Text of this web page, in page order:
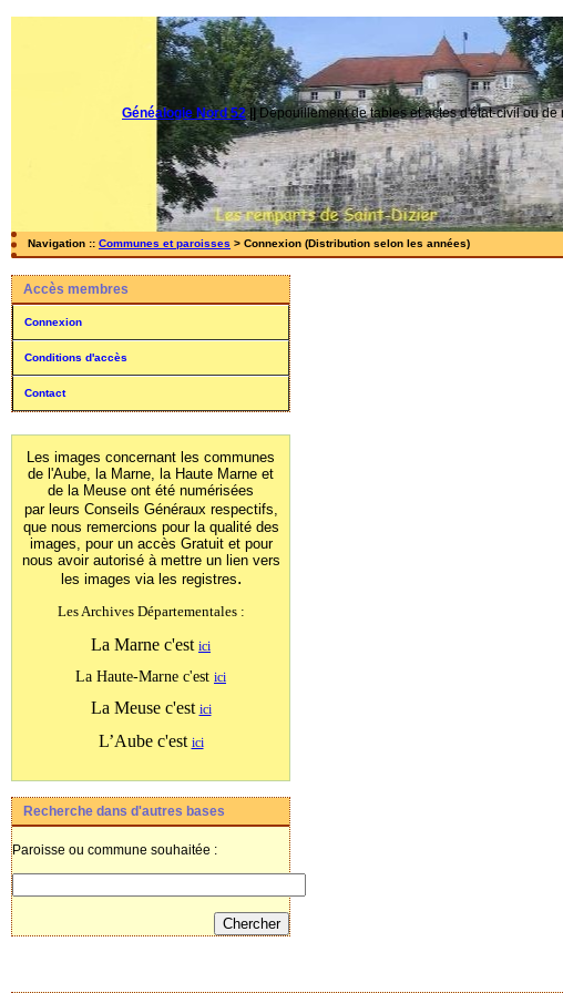
Généalogie Nord 52|| Dépouillement de tables et actes d'état-civil ou
Navigation :: Communes et paroisses > Connexion (Distribution selon les années)
Accès membres
Connexion
Conditions d'accès
Contact
Les images concernant les communes
de l'Aube, la Marne, la Haute Marne et
de la Meuse ont été numérisées
par leurs Conseils Généraux respectifs,
que nous remercions pour la qualité des
images, pour un accès Gratuit et pour
nous avoir autorisé à mettre un lien vers
les images via les registres.
Les Archives Départementales :
La Marne c'est ici
La Haute-Marne c'est ici
La Meuse c'est ici
L’Aube c'est ici
Recherche dans d'autres bases
Paroisse ou commune souhaitée :